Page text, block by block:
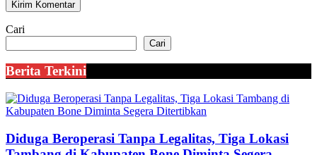
Cari
Cari
Berita Terkini
Diduga Beroperasi Tanpa Legalitas, Tiga Lokasi